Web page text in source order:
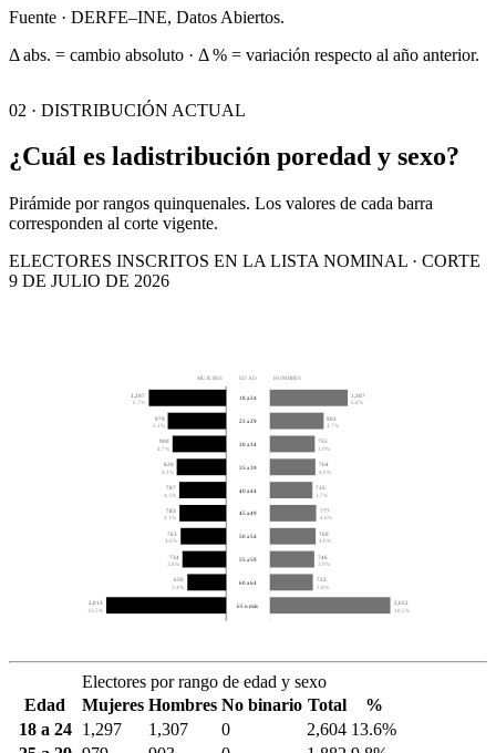
Fuente · DERFE–INE, Datos Abiertos.
Δ abs. = cambio absoluto · Δ % = variación respecto al año anterior.
02 · DISTRIBUCIÓN ACTUAL
¿Cuál es ladistribución poredad y sexo?
Pirámide por rangos quinquenales. Los valores de cada barra
corresponden al corte vigente.
ELECTORES INSCRITOS EN LA LISTA NOMINAL · CORTE
9 DE JULIO DE 2026
MUJERES EDAD HOMBRES
1,297
6.7%
1,307
6.8%
18 a 24
979
5.1%
903
4.7%
25 a 29
900
4.7%
755
3.9%
30 a 34
829
4.3%
764
4.0%
35 a 39
787
4.1%
715
3.7%
40 a 44
783
4.1%
777
4.0%
45 a 49
763
4.0%
769
4.0%
50 a 54
734
3.8%
746
3.9%
55 a 59
650
3.4%
722
3.8%
60 a 64
2,013
10.5%
2,022
10.5%
65 o más
Electores por rango de edad y sexo
Edad
Mujeres Hombres No binario Total
%
18 a 24
1,297 1,307 0 2,604 13.6%